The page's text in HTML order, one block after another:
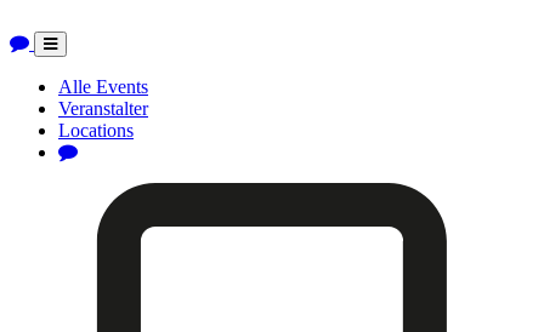
Toggle
navigation
Alle Events
Veranstalter
Locations